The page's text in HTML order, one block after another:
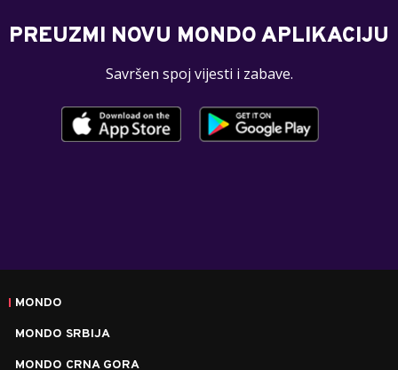
PREUZMI NOVU MONDO APLIKACIJU
Savršen spoj vijesti i zabave.
MONDO
MONDO SRBIJA
MONDO CRNA GORA